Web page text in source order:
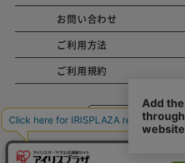
お問い合わせ
ご利用方法
ご利用規約
コーポレートサイト